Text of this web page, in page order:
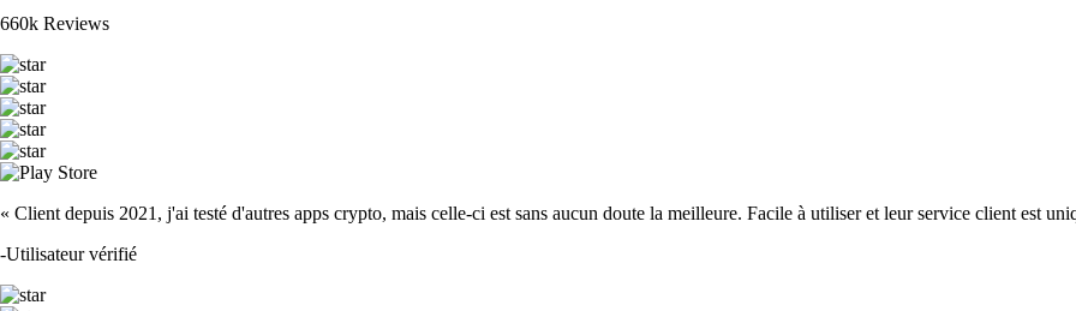
660k Reviews
« Client depuis 2021, j'ai testé d'autres apps crypto, mais celle-ci est sans aucun doute la meilleure. Facile à utiliser et leur service client est
-Utilisateur vérifié